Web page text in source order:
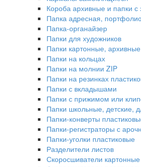
Короба архивные и папки с
Папка адресная,
Папка-органайзер
Папки для художников
Папки картонные, архивные
Папки на кольцах
Папки на молнии ZIP
Папки на резинках
Папки с вкладышами
Папки с прижимом или
Папки школьные, детские,
Папки-конверты
Папки-регистраторы с
Папки-уголки пластиковые
Разделители листов
Скоросшиватели картонные